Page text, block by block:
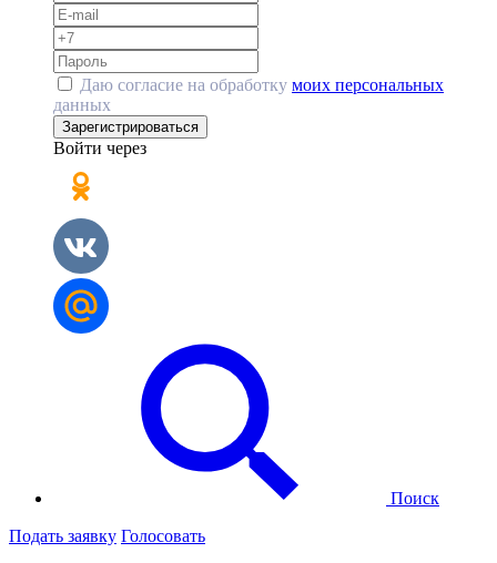
Даю согласие на обработку моих персональных
данных
Зарегистрироваться
Войти через
Поиск
Подать заявку Голосовать